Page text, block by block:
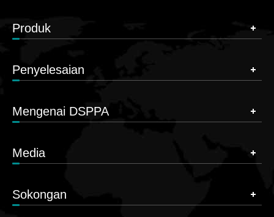
Produk
Penyelesaian
Mengenai DSPPA
Media
Sokongan